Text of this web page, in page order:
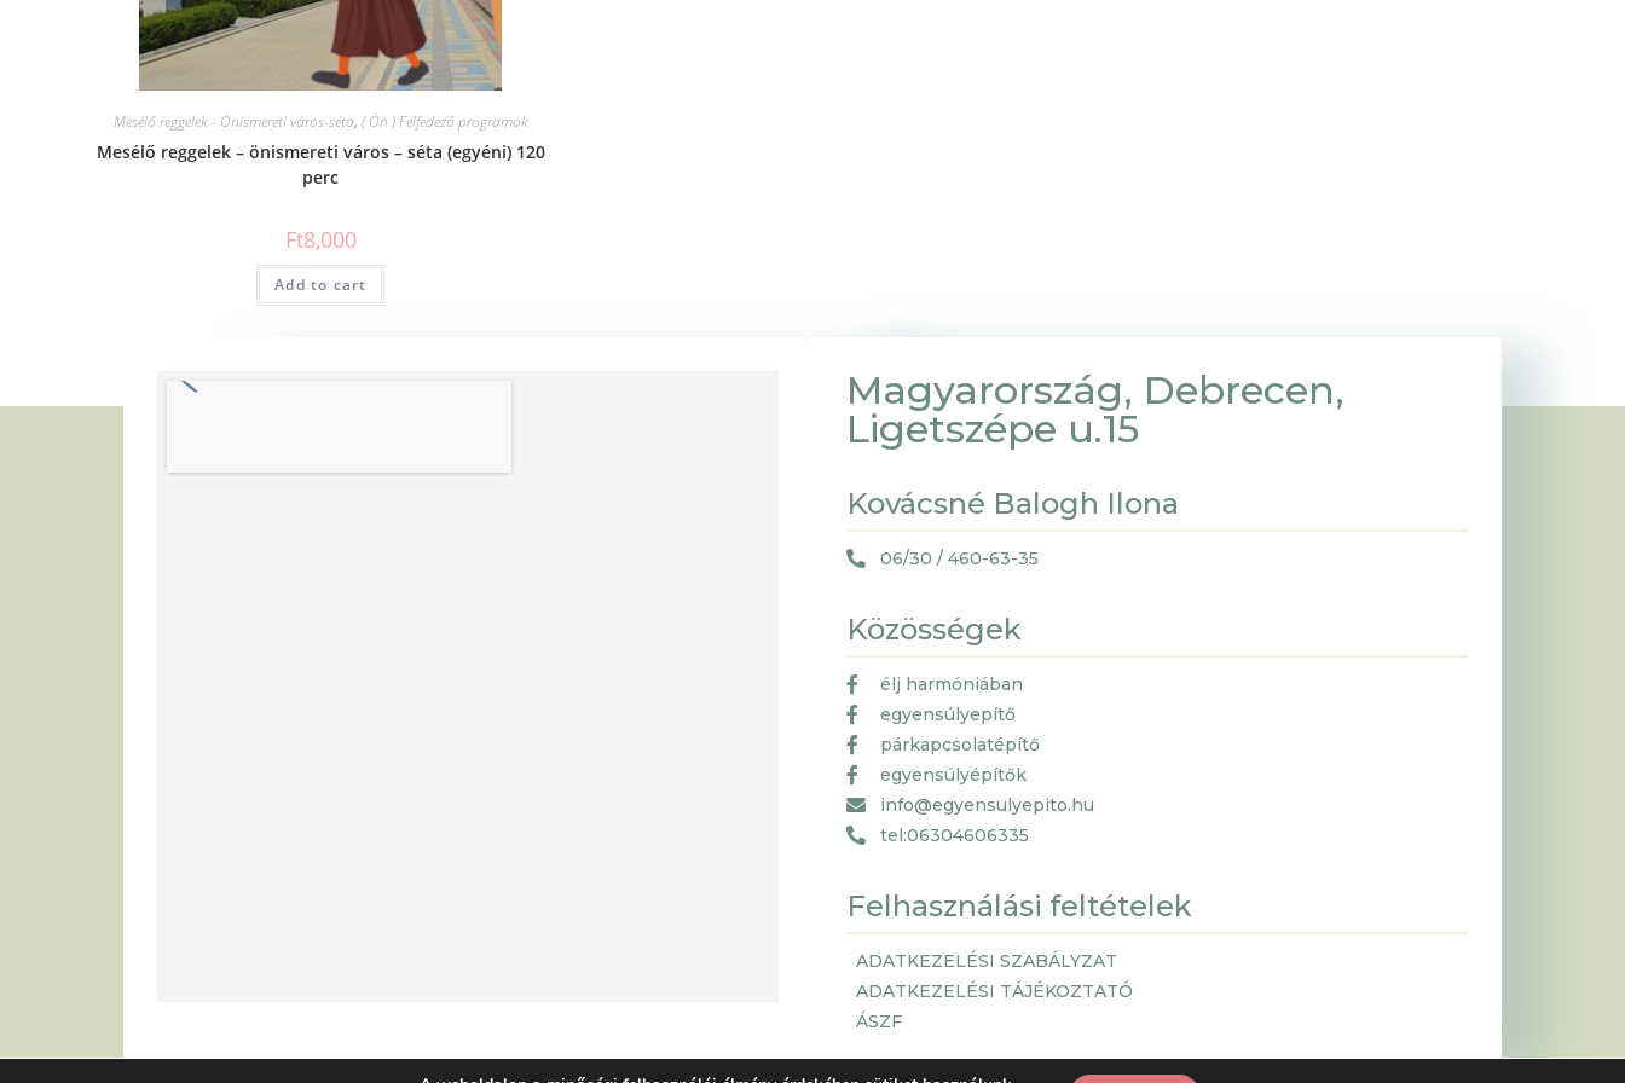
Mesélő reggelek - Önismereti város-séta, ( Ön ) Felfedező programok
Mesélő reggelek – önismereti város – séta (egyéni) 120
perc
Ft8,000
Add to cart
Magyarország, Debrecen,
Ligetszépe u.15
Kovácsné Balogh Ilona
06/30 / 460-63-35
Közösségek
élj harmóniában
egyensúlyepítő
párkapcsolatépítő
egyensúlyépítők
info@egyensulyepito.hu
tel:06304606335
Felhasználási feltételek
ADATKEZELÉSI SZABÁLYZAT
ADATKEZELÉSI TÁJÉKOZTATÓ
ÁSZF